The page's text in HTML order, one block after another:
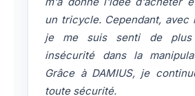
un tricycle. Cependant, avec
je me suis senti de
insécurité dans la
Grâce à DAMIUS, je
toute sécurité.